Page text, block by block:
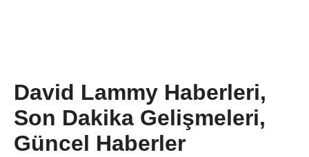
David Lammy Haberleri,
Son Dakika Gelişmeleri,
Güncel Haberler